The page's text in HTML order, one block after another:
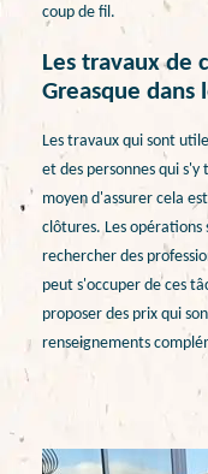
coup de fil.
Les travaux de
Greasque dans
Les travaux qui sont
et des personnes qui
moyen d'assurer cela
clôtures. Les
rechercher des
peut s'occuper de ces
proposer des prix qui
renseignements